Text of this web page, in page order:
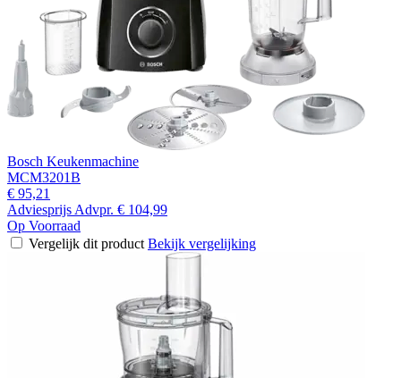
Bosch Keukenmachine
MCM3201B
€ 95,21
Adviesprijs Advpr. € 104,99
Op Voorraad
Vergelijk dit product Bekijk vergelijking